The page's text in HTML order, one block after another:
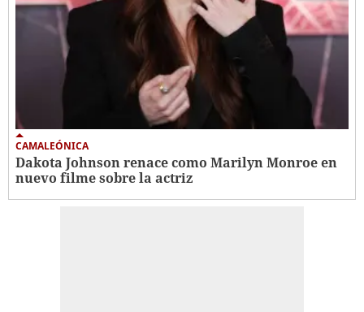
CAMALEÓNICA
Dakota Johnson renace como Marilyn Monroe en
nuevo filme sobre la actriz